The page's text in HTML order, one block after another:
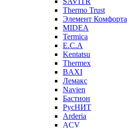
Thermo Trust
Элемент Комфорта
MIDEA
Termica
E.C.A
Kentatsu
Thermex
BAXI
Лемакс
Navien
Бастион
РусНИТ
Arderia
ACV